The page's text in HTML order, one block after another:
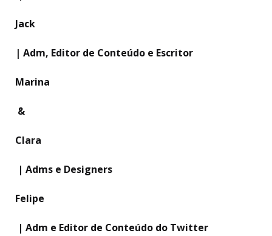
Jack
| Adm, Editor de Conteúdo e Escritor
Marina
&
Clara
| Adms e Designers
Felipe
| Adm e Editor de Conteúdo do Twitter